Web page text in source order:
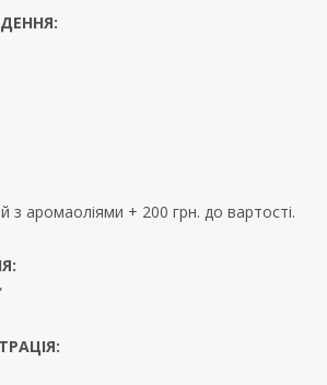
з аромаоліями + 200 грн. до вартості.